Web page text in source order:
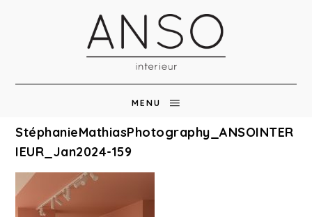
MENU
StéphanieMathiasPhotography_ANSOINTER
IEUR_Jan2024-159